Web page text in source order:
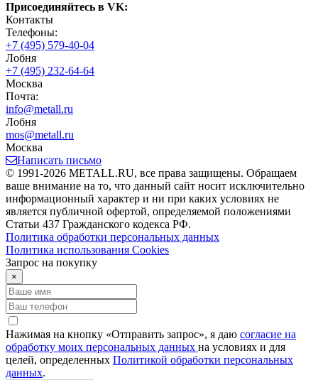
Присоединяйтесь в VK:
Контакты
Телефоны:
+7 (495) 579-40-04
Лобня
+7 (495) 232-64-64
Москва
Почта:
info@metall.ru
Лобня
mos@metall.ru
Москва
Написать письмо
© 1991-2026 METALL.RU, все права защищены. Обращаем
ваше внимание на то, что данный сайт носит исключительно
информационный характер и ни при каких условиях не
является публичной офертой, определяемой положениями
Статьи 437 Гражданского кодекса РФ.
Политика обработки персональных данных
Политика использования Сookies
Запрос на покупку
×
Нажимая на кнопку «Отправить запрос», я даю согласие на
обработку моих персональных данных на условиях и для
целей, определенных Политикой обработки персональных
данных.